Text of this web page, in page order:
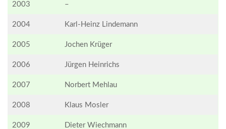
2003 –
2004 Karl-Heinz Lindemann
2005 Jochen Krüger
2006 Jürgen Heinrichs
2007 Norbert Mehlau
2008 Klaus Mosler
2009 Dieter Wiechmann